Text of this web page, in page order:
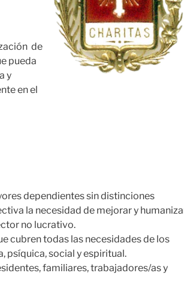
de
pueda
y
en el
dependientes sin distinciones
la necesidad de mejorar y
no lucrativo.
cubren todas las necesidades de los
psíquica, social y espiritual.
familiares, trabajadores/as y